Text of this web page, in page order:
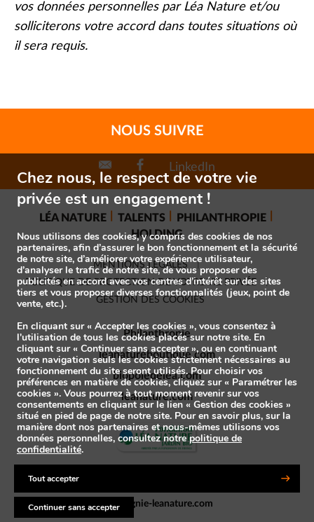
vos données personnelles par Léa Nature et/ou
solliciterons votre accord dans toutes situations où
il sera requis.
NOUS SUIVRE
LinkedIn
LÉA NATURE TALENTS
PHILANTHROPIE
HOLDING
MENTIONS LÉGALES
POLITIQUE DE PROTECTION DE VOTRE VIE PRIVÉE
GESTION DES COOKIES
Philanthropie
leanatureboutique.com
biopoledelea.com
leanature.com
compagnie-leanature.com
Chez nous, le respect de votre vie
privée est un engagement !
Nous utilisons des cookies, y compris des cookies de nos
partenaires, afin d’assurer le bon fonctionnement et la sécurité
de notre site, d’améliorer votre expérience utilisateur,
d’analyser le trafic de notre site, de vous proposer des
publicités en accord avec vos centres d’intérêt sur des sites
tiers et vous proposer diverses fonctionnalités (jeux, point de
vente, etc.).
En cliquant sur « Accepter les cookies », vous consentez à
l'utilisation de tous les cookies placés sur notre site. En
cliquant sur « Continuer sans accepter », ou en continuant
votre navigation seuls les cookies strictement nécessaires au
fonctionnement du site seront utilisés. Pour choisir vos
préférences en matière de cookies, cliquez sur « Paramétrer les
cookies ». Vous pourrez à tout moment revenir sur vos
consentements en cliquant sur le lien « Gestion des cookies »
situé en pied de page de notre site. Pour en savoir plus, sur la
manière dont nos partenaires et nous-mêmes utilisons vos
données personnelles, consultez notrepolitique de
confidentialité.
Tout accepter
Continuer sans accepter